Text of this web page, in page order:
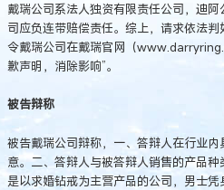
戴瑞公司系法人独资有限责任公司，迪
司应负连带赔偿责任。综上，请求依法
令戴瑞公司在戴瑞官网（
歉声明，消除影响”。
被告辩称
被告戴瑞公司辩称，一、答辩人在行业
意。二、答辩人与被答辩人销售的产品
是以求婚钻戒为主营产品的公司，男士